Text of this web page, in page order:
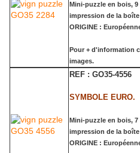
Mini-puzzle en bois, 9
impression de la
ORIGINE :
Pour + d'information
images.
REF : GO35-4556
SYMBOLE EURO.
Mini-puzzle en bois, 7
impression de la
ORIGINE :